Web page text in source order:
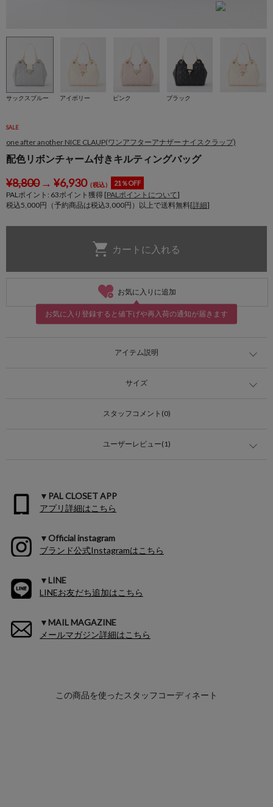
サックスブルー アイボリー ピンク ブラック
SALE
one after another NICE CLAUP(ワンアフターアナザー ナイスクラップ)
配色リボンチャーム付きキルティングバッグ
¥8,800→ ¥6,930（税込） 21％OFF
PALポイント: 63ポイント獲得 [PALポイントについて]
税込5,000円（予約商品は税込3,000円）以上で送料無料[詳細]
お気に入りに追加
お気に入り登録すると値下げや再入荷の通知が届きます
アイテム説明
サイズ
スタッフコメント(0)
ユーザーレビュー(1)
▼PAL CLOSET APP
アプリ詳細はこちら
▼Official instagram
ブランド公式Instagramはこちら
▼LINE
LINEお友だち追加はこちら
▼MAIL MAGAZINE
メールマガジン詳細はこちら